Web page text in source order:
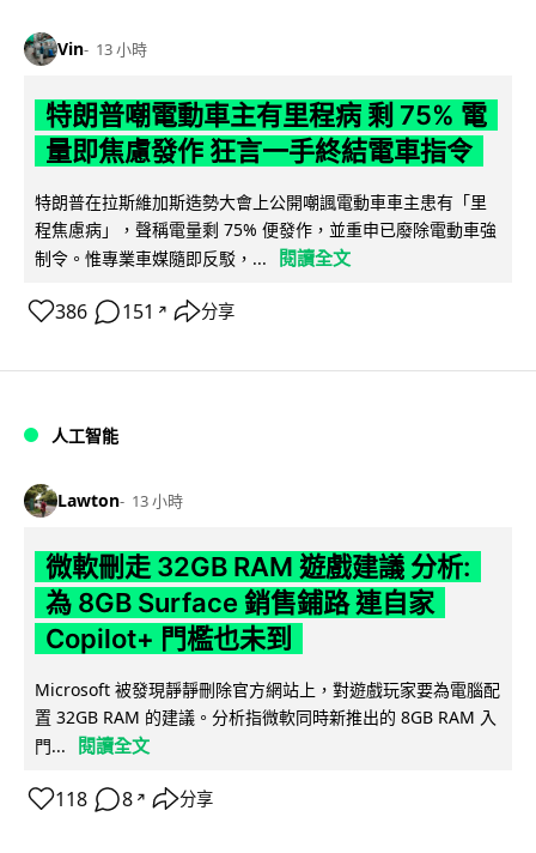
Vin 13 小時
特朗普嘲電動車主有里程病 剩 75% 電
量即焦慮發作 狂言一手終結電車指令
特朗普在拉斯維加斯造勢大會上公開嘲諷電動車車主患有「里
程焦慮病」，聲稱電量剩 75% 便發作，並重申已廢除電動車強
制令。惟專業車媒隨即反駁，...
閱讀全文
386 151 ↗ 分享
人工智能
Lawton 13 小時
微軟刪走 32GB RAM 遊戲建議 分析:
為 8GB Surface 銷售鋪路 連自家
Copilot+ 門檻也未到
Microsoft 被發現靜靜刪除官方網站上，對遊戲玩家要為電腦配
置 32GB RAM 的建議。分析指微軟同時新推出的 8GB RAM 入
門...
閱讀全文
118 8 ↗ 分享